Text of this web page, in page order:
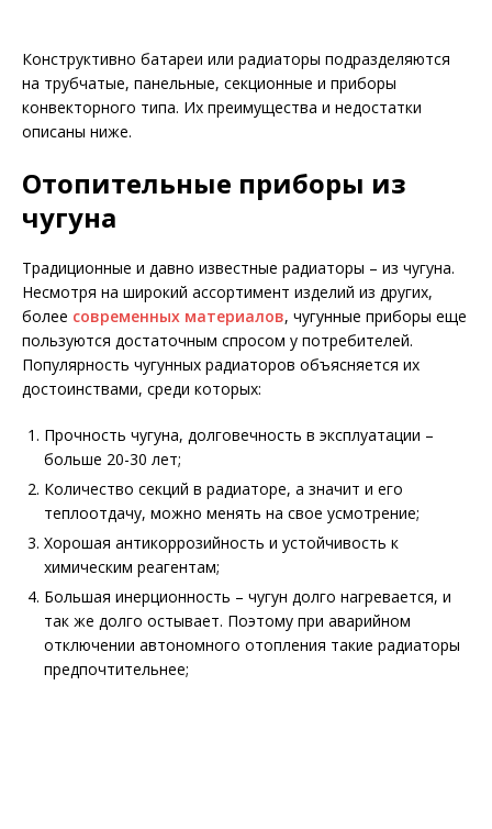
Конструктивно батареи или радиаторы подразделяются
на трубчатые, панельные, секционные и приборы
конвекторного типа. Их преимущества и недостатки
описаны ниже.
Отопительные приборы из
чугуна
Традиционные и давно известные радиаторы – из чугуна.
Несмотря на широкий ассортимент изделий из других,
более современных материалов, чугунные приборы еще
пользуются достаточным спросом у потребителей.
Популярность чугунных радиаторов объясняется их
достоинствами, среди которых:
Прочность чугуна, долговечность в эксплуатации –
больше 20-30 лет;
Количество секций в радиаторе, а значит и его
теплоотдачу, можно менять на свое усмотрение;
Хорошая антикоррозийность и устойчивость к
химическим реагентам;
Большая инерционность – чугун долго нагревается, и
так же долго остывает. Поэтому при аварийном
отключении автономного отопления такие радиаторы
предпочтительнее;